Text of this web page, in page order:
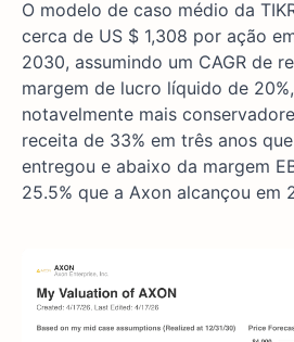
O modelo de caso médio da
cerca de US $ 1,308 por ação
2030, assumindo um CAGR de
margem de lucro líquido de
notavelmente mais
receita de 33% em três anos
entregou e abaixo da margem
25.5% que a Axon alcançou em